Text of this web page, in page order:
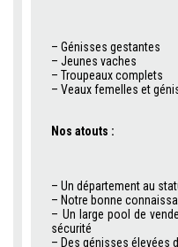
– Génisses gestantes
– Jeunes vaches
– Troupeaux complets
– Veaux femelles et
Nos atouts :
– Un département au
– Notre bonne
– Un large pool de
sécurité
– Des génisses élevées